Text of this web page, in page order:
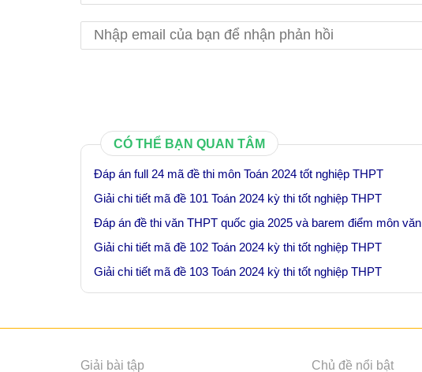
CÓ THỂ BẠN QUAN TÂM
Đáp án full 24 mã đề thi môn Toán 2024 tốt nghiệp THPT
Giải chi tiết mã đề 101 Toán 2024 kỳ thi tốt nghiệp THPT
Đáp án đề thi văn THPT quốc gia 2025 và barem điểm môn văn
Giải chi tiết mã đề 102 Toán 2024 kỳ thi tốt nghiệp THPT
Giải chi tiết mã đề 103 Toán 2024 kỳ thi tốt nghiệp THPT
Giải bài tập Chủ đề nổi bật